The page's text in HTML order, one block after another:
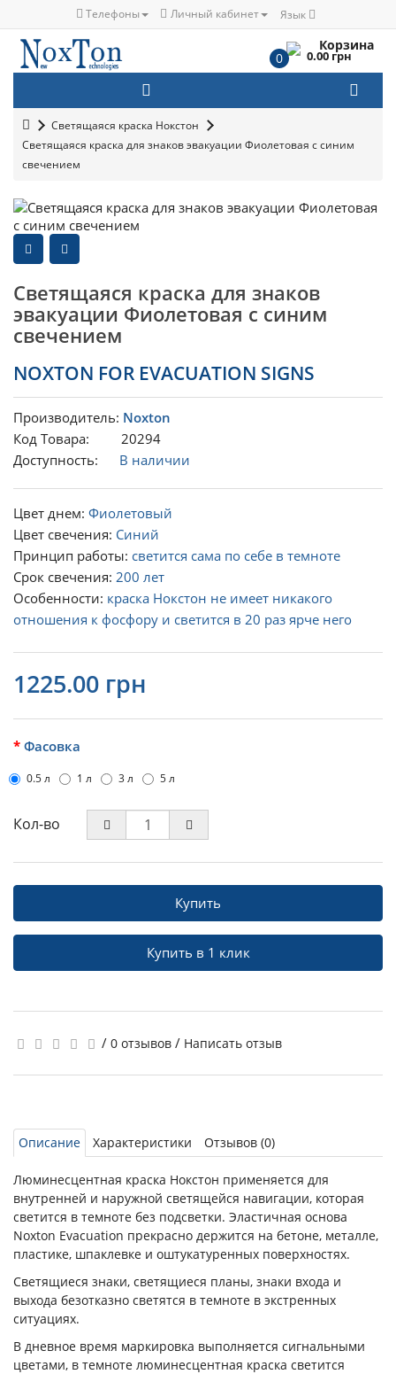
Телефоны Личный кабинет Язык
Корзина
0 0.00 грн
Светящаяся краска Нокстон
Светящаяся краска для знаков эвакуации Фиолетовая с синим
свечением
Светящаяся краска для знаков
эвакуации Фиолетовая с синим
свечением
NOXTON FOR EVACUATION SIGNS
Производитель: Noxton
Код Товара: 20294
Доступность: В наличии
Цвет днем: Фиолетовый
Цвет свечения: Синий
Принцип работы: светится сама по себе в темноте
Срок свечения: 200 лет
Особенности: краска Нокстон не имеет никакого
отношения к фосфору и светится в 20 раз ярче него
1225.00 грн
Фасовка
0.5 л 1 л 3 л 5 л
Кол-во
Купить
Купить в 1 клик
/ 0 отзывов / Написать отзыв
Описание Характеристики Отзывов (0)
Люминесцентная краска Нокстон применяется для
внутренней и наружной светящейся навигации, которая
светится в темноте без подсветки. Эластичная основа
Noxton Evacuation прекрасно держится на бетоне, металле,
пластике, шпаклевке и оштукатуренных поверхностях.
Светящиеся знаки, светящиеся планы, знаки входа и
выхода безотказно светятся в темноте в экстренных
ситуациях.
В дневное время маркировка выполняется сигнальными
цветами, в темноте люминесцентная краска светится